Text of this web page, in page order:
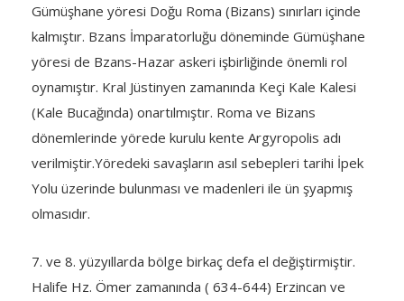
Gümüşhane yöresi Doğu Roma (Bizans) sınırları içinde
kalmıştır. Bzans İmparatorluğu döneminde Gümüşhane
yöresi de Bzans-Hazar askeri işbirliğinde önemli rol
oynamıştır. Kral Jüstinyen zamanında Keçi Kale Kalesi
(Kale Bucağında) onartılmıştır. Roma ve Bizans
dönemlerinde yörede kurulu kente Argyropolis adı
verilmiştir.Yöredeki savaşların asıl sebepleri tarihi İpek
Yolu üzerinde bulunması ve madenleri ile ün şyapmış
olmasıdır.
7. ve 8. yüzyıllarda bölge birkaç defa el değiştirmiştir.
Halife Hz. Ömer zamanında ( 634-644) Erzincan ve